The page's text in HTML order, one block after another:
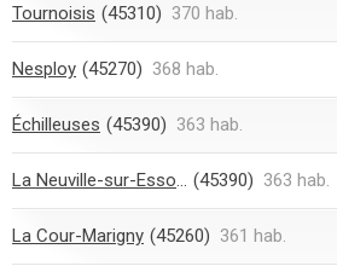
Tournoisis (45310) 370 hab.
Nesploy (45270) 368 hab.
Échilleuses (45390) 363 hab.
La Neuville-sur-Essonne (45390) 363 hab.
La Cour-Marigny (45260) 361 hab.